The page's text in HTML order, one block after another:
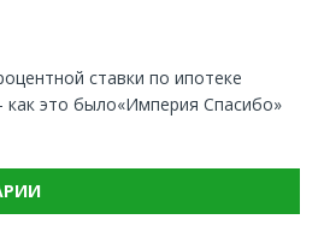
ставки по ипотеке
«Империя Спасибо»